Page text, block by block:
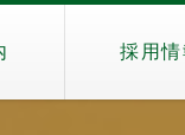
採用情